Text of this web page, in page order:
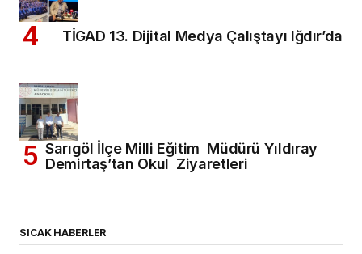
TİGAD 13. Dijital Medya Çalıştayı Iğdır’da
Sarıgöl İlçe Milli Eğitim Müdürü Yıldıray
Demirtaş’tan Okul Ziyaretleri
SICAK HABERLER